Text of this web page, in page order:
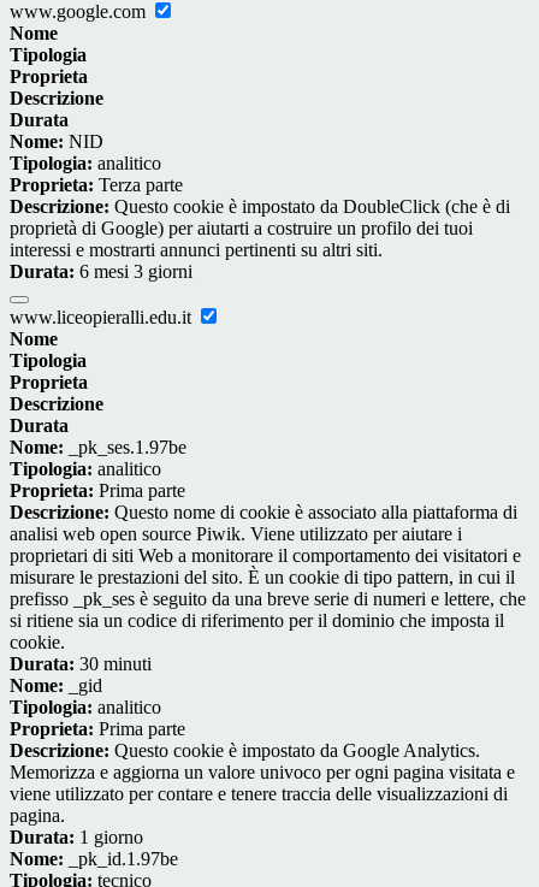
www.google.com
Nome
Tipologia
Proprieta
Descrizione
Durata
Nome: NID
Tipologia: analitico
Proprieta: Terza parte
Descrizione: Questo cookie è impostato da DoubleClick (che è di
proprietà di Google) per aiutarti a costruire un profilo dei tuoi
interessi e mostrarti annunci pertinenti su altri siti.
Durata: 6 mesi 3 giorni
www.liceopieralli.edu.it
Nome
Tipologia
Proprieta
Descrizione
Durata
Nome: _pk_ses.1.97be
Tipologia: analitico
Proprieta: Prima parte
Descrizione: Questo nome di cookie è associato alla piattaforma di
analisi web open source Piwik. Viene utilizzato per aiutare i
proprietari di siti Web a monitorare il comportamento dei visitatori e
misurare le prestazioni del sito. È un cookie di tipo pattern, in cui il
prefisso _pk_ses è seguito da una breve serie di numeri e lettere, che
si ritiene sia un codice di riferimento per il dominio che imposta il
cookie.
Durata: 30 minuti
Nome: _gid
Tipologia: analitico
Proprieta: Prima parte
Descrizione: Questo cookie è impostato da Google Analytics.
Memorizza e aggiorna un valore univoco per ogni pagina visitata e
viene utilizzato per contare e tenere traccia delle visualizzazioni di
pagina.
Durata: 1 giorno
Nome: _pk_id.1.97be
Tipologia: tecnico